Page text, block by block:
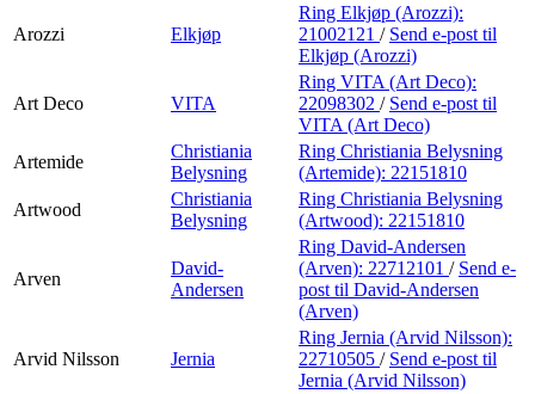
Arozzi Elkjøp
Ring Elkjøp (Arozzi):
21002121 / Send e-post til
Elkjøp (Arozzi)
Art Deco VITA
Ring VITA (Art Deco):
22098302 / Send e-post til
VITA (Art Deco)
Artemide
Christiania
Belysning
Ring Christiania Belysning
(Artemide): 22151810
Artwood
Christiania
Belysning
Ring Christiania Belysning
(Artwood): 22151810
Arven
David-
Andersen
Ring David-Andersen
(Arven): 22712101 / Send e-
post til David-Andersen
(Arven)
Arvid Nilsson Jernia
Ring Jernia (Arvid Nilsson):
22710505 / Send e-post til
Jernia (Arvid Nilsson)